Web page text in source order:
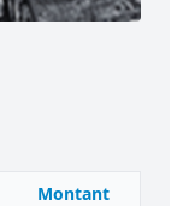
Montant